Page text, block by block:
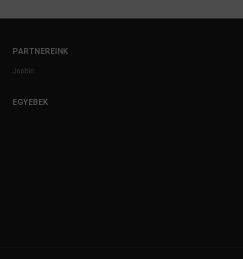
PARTNEREINK
Jooble
EGYEBEK